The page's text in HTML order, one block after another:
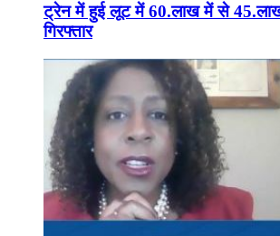
ट्रेन में हुई लूट में 60.लाख में से
गिरफ्तार